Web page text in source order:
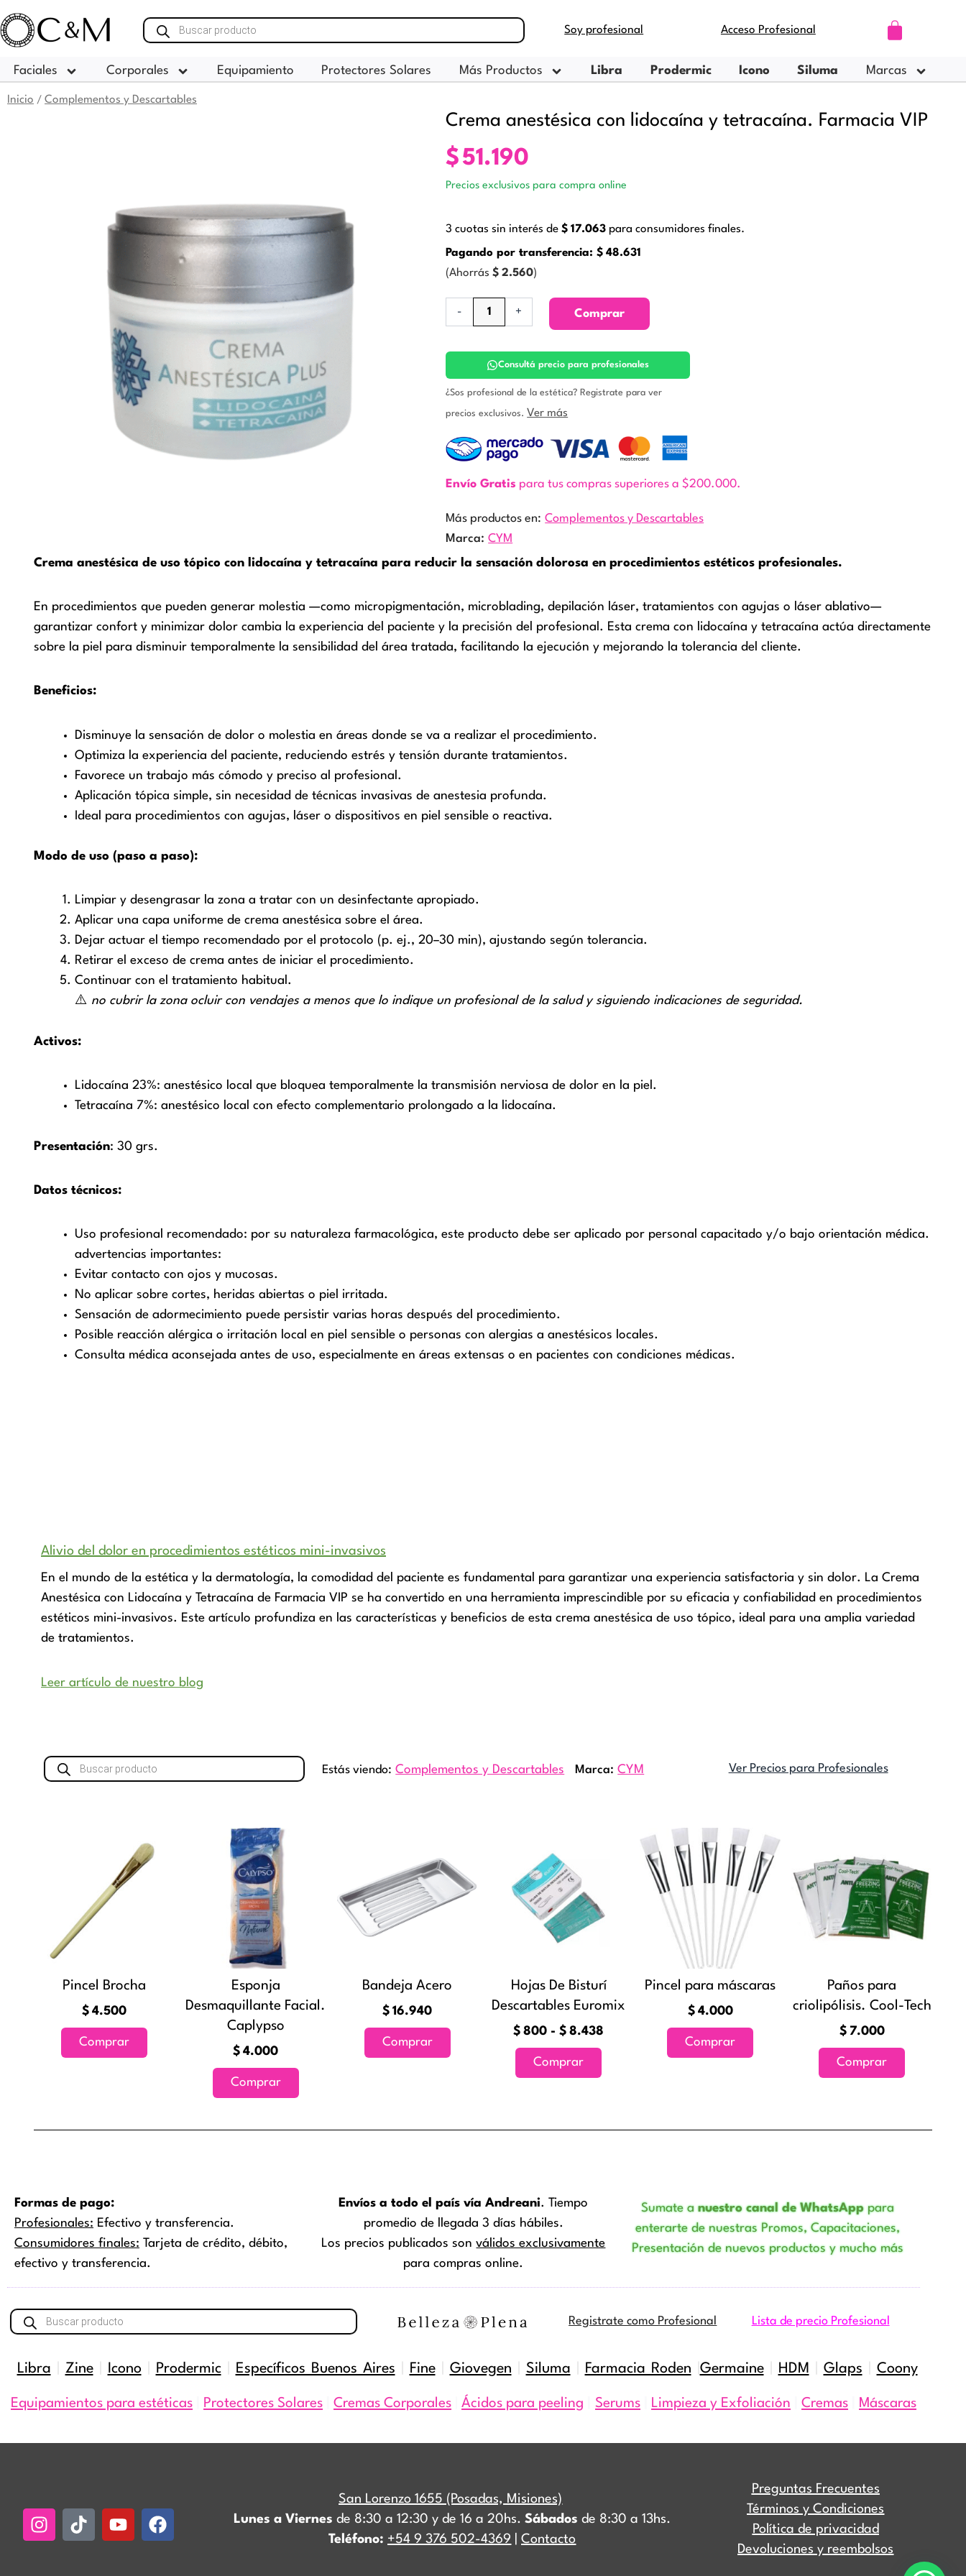
al
contenido
Búsqueda
de
Soy profesional Acceso Profesional Carrito
Faciales Corporales Equipamiento Protectores Solares Más Productos Libra Prodermic Icono Siluma Marcas
Inicio / Complementos y Descartables
Crema anestésica con lidocaína y tetracaína. Farmacia VIP
$51.190
Precios exclusivos para compra online
3 cuotas sin interés de$ 17.063 para consumidores finales.
Pagando por transferencia:$ 48.631
(Ahorrás$ 2.560)
-
anestésica
tetracaína.
Farmacia
cantidad
+ Comprar
Consultá precio para profesionales
¿Sos profesional de la estética? Registrate para ver
precios exclusivos. Ver más
Envío Gratis para tus compras superiores a $200.000.
Más productos en: Complementos y Descartables
Marca:CYM
Crema anestésica de uso tópico con lidocaína y tetracaína para reducir la sensación dolorosa en procedimientos estéticos profesionales.
En procedimientos que pueden generar molestia —como micropigmentación, microblading, depilación láser, tratamientos con agujas o láser ablativo—
garantizar confort y minimizar dolor cambia la experiencia del paciente y la precisión del profesional. Esta crema con lidocaína y tetracaína actúa directamente
sobre la piel para disminuir temporalmente la sensibilidad del área tratada, facilitando la ejecución y mejorando la tolerancia del cliente.
Beneficios:
Disminuye la sensación de dolor o molestia en áreas donde se va a realizar el procedimiento.
Optimiza la experiencia del paciente, reduciendo estrés y tensión durante tratamientos.
Favorece un trabajo más cómodo y preciso al profesional.
Aplicación tópica simple, sin necesidad de técnicas invasivas de anestesia profunda.
Ideal para procedimientos con agujas, láser o dispositivos en piel sensible o reactiva.
Modo de uso (paso a paso):
Limpiar y desengrasar la zona a tratar con un desinfectante apropiado.
Aplicar una capa uniforme de crema anestésica sobre el área.
Dejar actuar el tiempo recomendado por el protocolo (p. ej., 20–30 min), ajustando según tolerancia.
Retirar el exceso de crema antes de iniciar el procedimiento.
Continuar con el tratamiento habitual.
⚠️ no cubrir la zona ocluir con vendajes a menos que lo indique un profesional de la salud y siguiendo indicaciones de seguridad.
Activos:
Lidocaína 23%: anestésico local que bloquea temporalmente la transmisión nerviosa de dolor en la piel.
Tetracaína 7%: anestésico local con efecto complementario prolongado a la lidocaína.
Presentación: 30 grs.
Datos técnicos:
Uso profesional recomendado: por su naturaleza farmacológica, este producto debe ser aplicado por personal capacitado y/o bajo orientación médica.
advertencias importantes:
Evitar contacto con ojos y mucosas.
No aplicar sobre cortes, heridas abiertas o piel irritada.
Sensación de adormecimiento puede persistir varias horas después del procedimiento.
Posible reacción alérgica o irritación local en piel sensible o personas con alergias a anestésicos locales.
Consulta médica aconsejada antes de uso, especialmente en áreas extensas o en pacientes con condiciones médicas.
Alivio del dolor en procedimientos estéticos mini-invasivos
En el mundo de la estética y la dermatología, la comodidad del paciente es fundamental para garantizar una experiencia satisfactoria y sin dolor. La Crema
Anestésica con Lidocaína y Tetracaína de Farmacia VIP se ha convertido en una herramienta imprescindible por su eficacia y confiabilidad en procedimientos
estéticos mini-invasivos. Este artículo profundiza en las características y beneficios de esta crema anestésica de uso tópico, ideal para una amplia variedad
de tratamientos.
Leer artículo de nuestro blog
Búsqueda
de
Estás viendo: Complementos y Descartables Marca:CYM Ver Precios para Profesionales
Pincel Brocha
$ 4.500
Comprar
Esponja
Desmaquillante Facial.
Caplypso
$ 4.000
Comprar
Bandeja Acero
$ 16.940
Comprar
Hojas De Bisturí
Descartables Euromix
$ 800 - $ 8.438
precios:
hasta
Comprar
producto
variantes.
se
pueden
en
página
Pincel para máscaras
$ 4.000
Comprar
Paños para
criolipólisis. Cool-Tech
$ 7.000
Comprar
Formas de pago:
Profesionales: Efectivo y transferencia.
Consumidores finales: Tarjeta de crédito, débito,
efectivo y transferencia.
Envíos a todo el país vía Andreani. Tiempo
promedio de llegada 3 días hábiles.
Los precios publicados sonválidos exclusivamente
para compras online.
Sumate anuestro canal de WhatsApppara
enterarte de nuestras Promos, Capacitaciones,
Presentación de nuevos productos y mucho más
Búsqueda
de
Registrate como Profesional Lista de precio Profesional
Libra Zine| Icono Prodermic| Específicos Buenos Aires Fine| Giovegen Siluma Farmacia Roden Germaine| HDM Glaps Coony
Equipamientos para estéticas Protectores Solares Cremas Corporales Ácidos para peeling Serums Limpieza y Exfoliación Cremas Máscaras
Instagram
TiktokYoutubeFacebook
San Lorenzo 1655 (Posadas, Misiones)
Lunes a Viernes de 8:30 a 12:30 y de 16 a 20hs.Sábados de 8:30 a 13hs.
Teléfono: +54 9 376 502-4369 |Contacto
Preguntas Frecuentes
Términos y Condiciones
Política de privacidad
Devoluciones y reembolsos